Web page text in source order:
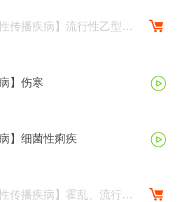
传播疾病】流行性乙型脑
】伤寒
】细菌性痢疾
传播疾病】霍乱、流行性